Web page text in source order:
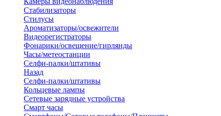
Стабилизаторы
Стилусы
Ароматизаторы/освежители
Видеорегистраторы
Фонарики/освещение/гирлянды
Часы/метеостанции
Селфи-палки/штативы
Назад
Селфи-палки/штативы
Кольцевые лампы
Сетевые зарядные устройства
Смарт часы